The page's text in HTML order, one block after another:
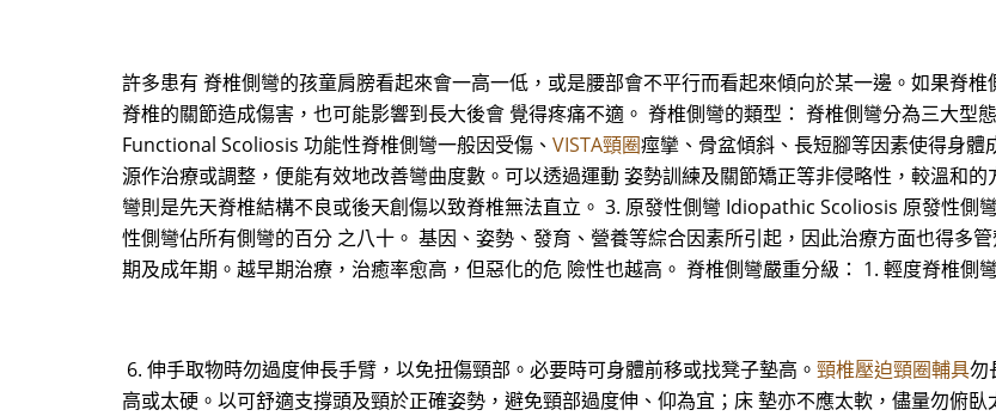
許多患有 脊椎側彎的孩童肩膀看起來會一高一低，或是腰部會不平行而看起來傾向於某一邊。如果脊
脊椎的關節造成傷害，也可能影響到長大後會 覺得疼痛不適。 脊椎側彎的類型： 脊椎側彎分為三大型
Functional Scoliosis 功能性脊椎側彎一般因受傷、 VISTA頸圈痙攣、骨盆傾斜、長短腳等因素使得身
源作治療或調整，便能有效地改善彎曲度數。可以透過運動 姿勢訓練及關節矯正等非侵略性，較溫和
彎則是先天脊椎結構不良或後天創傷以致脊椎無法直立。 3. 原發性側彎 Idiopathic Scoliosis 原發性側
性側彎佔所有側彎的百分 之八十。 基因、姿勢、發育、營養等綜合因素所引起，因此治療方面也得多
期及成年期。越早期治療，治癒率愈高，但惡化的危 險性也越高。 脊椎側彎嚴重分級： 1. 輕度脊椎側
6. 伸手取物時勿過度伸長手臂，以免扭傷頸部。必要時可身體前移或找凳子墊高。 頸椎壓迫頸圈輔具勿
高或太硬。以可舒適支撐頭及頸於正確姿勢，避免頸部過度伸、仰為宜；床 墊亦不應太軟，儘量勿俯